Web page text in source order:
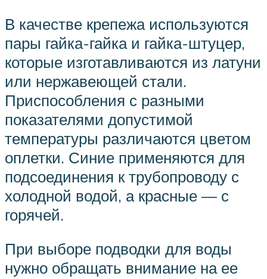
В качестве крепежа используются
пары гайка-гайка и гайка-штуцер,
которые изготавливаются из латуни
или нержавеющей стали.
Приспособления с разными
показателями допустимой
температуры различаются цветом
оплетки. Синие применяются для
подсоединения к трубопроводу с
холодной водой, а красные — с
горячей.
При выборе подводки для воды
нужно обращать внимание на ее